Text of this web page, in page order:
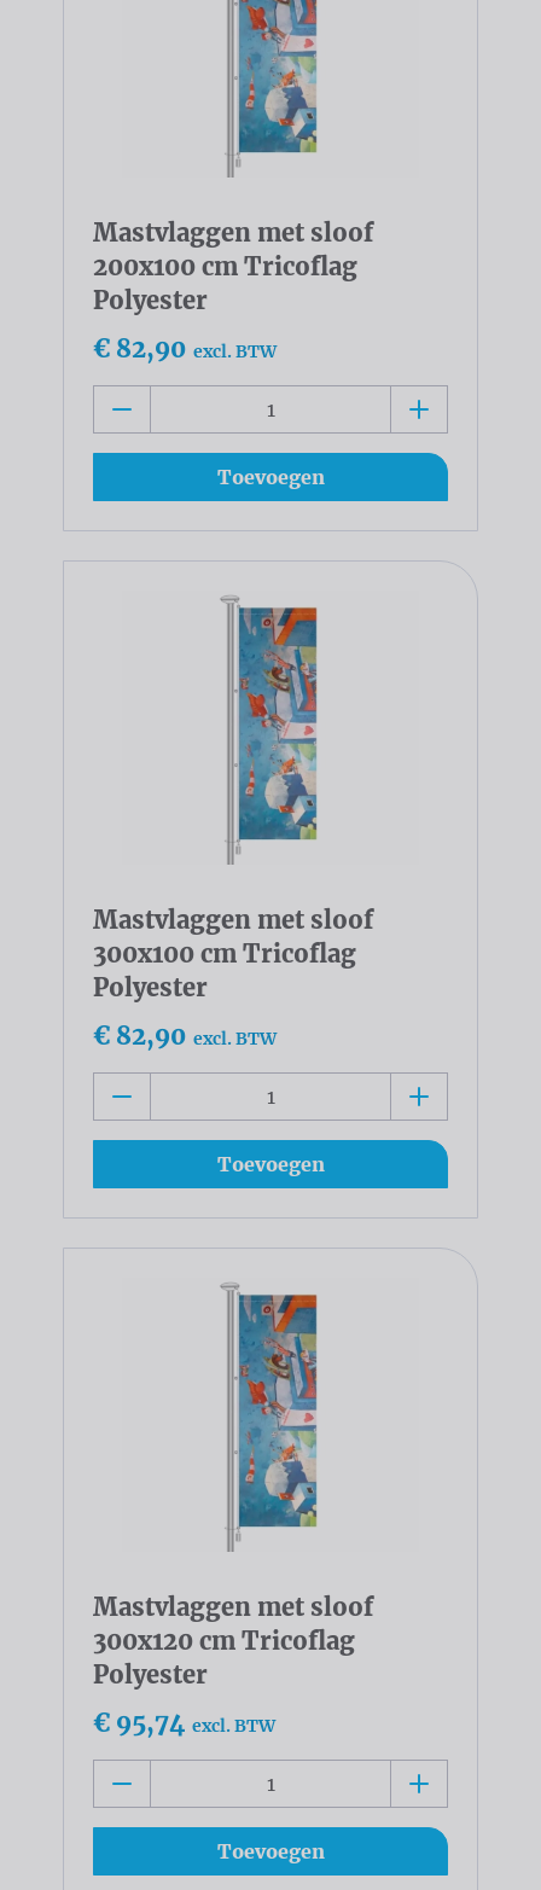
Mastvlaggen met sloof
200x100 cm Tricoflag
Polyester
€ 82,90 excl. BTW
Toevoegen
Mastvlaggen met sloof
300x100 cm Tricoflag
Polyester
€ 82,90 excl. BTW
Toevoegen
Mastvlaggen met sloof
300x120 cm Tricoflag
Polyester
€ 95,74 excl. BTW
Toevoegen